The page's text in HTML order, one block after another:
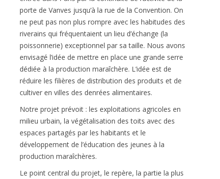
porte de Vanves jusqu’à la rue de la Convention. On
ne peut pas non plus rompre avec les habitudes des
riverains qui fréquentaient un lieu d’échange (la
poissonnerie) exceptionnel par sa taille. Nous avons
envisagé l’idée de mettre en place une grande serre
dédiée à la production maraîchère. L’idée est de
réduire les filières de distribution des produits et de
cultiver en villes des denrées alimentaires.
Notre projet prévoit : les exploitations agricoles en
milieu urbain, la végétalisation des toits avec des
espaces partagés par les habitants et le
développement de l’éducation des jeunes à la
production maraîchères.
Le point central du projet, le repère, la partie la plus